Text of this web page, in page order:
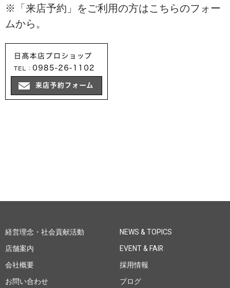
※「来店予約」をご利用の方はこちらのフォー
ムから。
経営理念・社会貢献活動
店舗案内
会社概要
お問い合わせ
NEWS & TOPICS
EVENT & FAIR
採用情報
ブログ